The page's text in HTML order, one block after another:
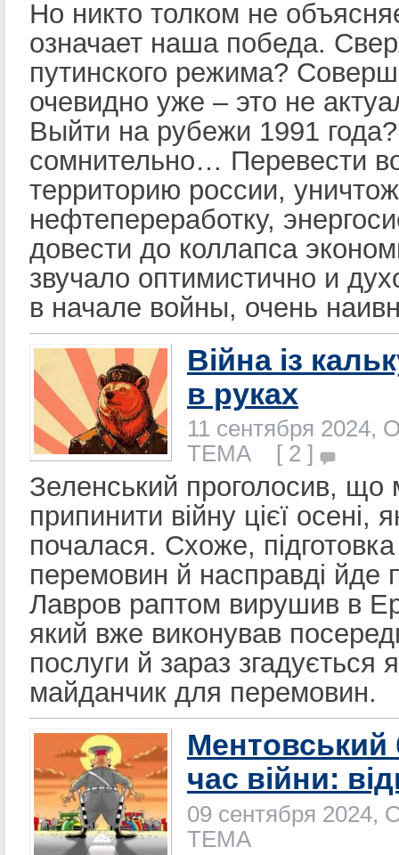
Но никто толком не
означает наша победа.
путинского режима?
очевидно уже – это не
Выйти на рубежи 1991
сомнительно… Перевести
территорию россии,
нефтепереработку,
довести до коллапса
звучало оптимистично и
в начале войны, очень
Війна із
в руках
11 сентября 2024,
ТЕМА [ 2 ]
Зеленський проголосив,
припинити війну цієї осені,
почалася. Схоже,
перемовин й насправді йде
Лавров раптом вирушив в
який вже виконував
послуги й зараз згадується
майданчик для перемовин.
Ментовський
час війни:
09 сентября 2024,
ТЕМА